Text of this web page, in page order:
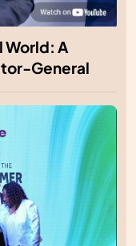
World: A
General